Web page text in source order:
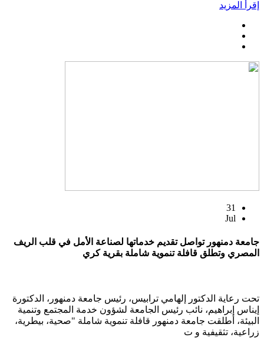
إقرأ المزيد
31
Jul
جامعة دمنهور تواصل تقديم خدماتها لصناعة الأمل في قلب الريف
المصري وتطلق قافلة تنموية شاملة بقرية كري
تحت رعاية الدكتور إلهامي ترابيس، رئيس جامعة دمنهور، الدكتورة
إيناس إبراهيم، نائب رئيس الجامعة لشؤون خدمة المجتمع وتنمية
البيئة، أطلقت جامعة دمنهور قافلة تنموية شاملة "صحية، بيطرية،
زراعية، تثقيفية و ت